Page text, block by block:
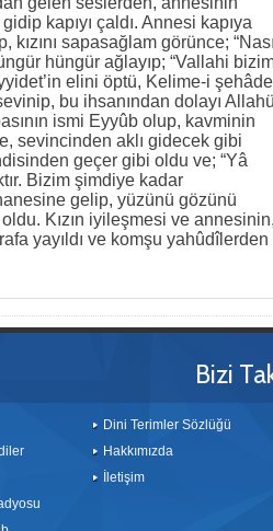
kapıyı çaldı. Annesi kapıya
kızını sapasağlam görünce; “Nasıl
hüngür ağlayıp; “Vallahi
elini öptü, Kelime-i
bu ihsanından dolayı Allahü
ismi Eyyûb olup, kavminin
sevincinden aklı gidecek gibi
geçer gibi oldu ve; “Yâ
Bizim şimdiye kadar
gelip, yüzünü gözünü
Kızın iyileşmesi ve annesinin,
yayıldı ve komşu yahûdîlerden
Bizi
Dini Terimler Sözlüğü
Hakkımızda
İletişim